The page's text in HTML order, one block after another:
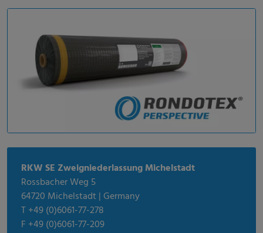
RKW SE Zweigniederlassung Michelstadt
Rossbacher Weg 5
64720 Michelstadt | Germany
T +49 (0)6061-77-278
F +49 (0)6061-77-209